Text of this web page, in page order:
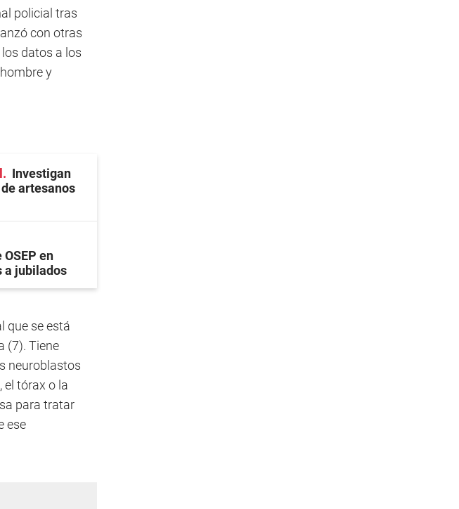
policial tras
con otras
datos a los
y
Investigan
artesanos
en
a jubilados
que se está
(7). Tiene
neuroblastos
el tórax o la
para tratar
ese